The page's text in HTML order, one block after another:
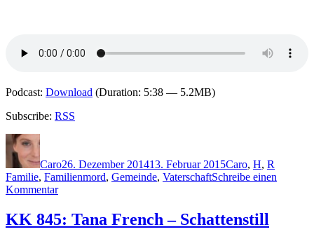
Podcast: Download (Duration: 5:38 — 5.2MB)
Subscribe: RSS
Autor
Caro26. Dezember 201413. Februar 2015Caro, H, R
Familie, Familienmord, Gemeinde, VaterschaftSchreibe einen
Kommentarzu
Hjorth
&
KK 845: Tana French – Schattenstill